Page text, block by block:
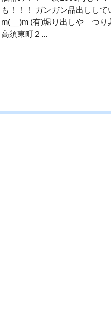
も！！！ ガンガン品出しし
m(__)m (有)堀り出しや
高須東町２...